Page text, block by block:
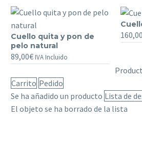
colores
de
colores
Cuello
quita
y
pon
de
pelo
natural
Cuello quita y pon de
pelo natural
89,00€ IVA Incluido
Cuello
160,00
Carrito Pedido
Se ha añadido un producto Lista de
El objeto se ha borrado de la lista